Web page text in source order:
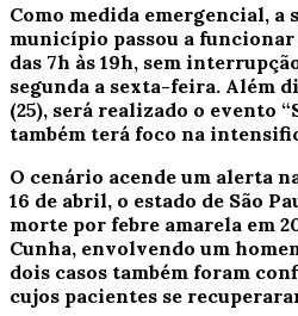
Como medida emergencial, a
município passou a
das 7h às 19h, sem
segunda a sexta-feira. Além
(25), será realizado o evento
também terá foco na
O cenário acende um alerta
16 de abril, o estado de São
morte por febre amarela em
Cunha, envolvendo um
dois casos também foram
cujos pacientes se